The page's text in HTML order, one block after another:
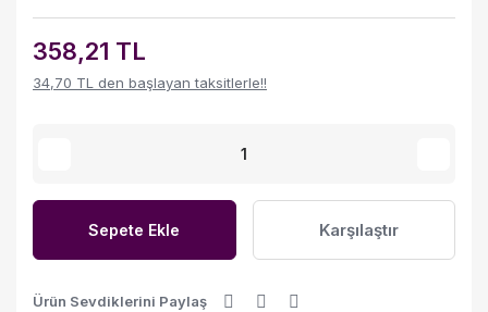
358,21 TL
34,70 TL den başlayan taksitlerle!!
Sepete Ekle Karşılaştır
Ürün Sevdiklerini Paylaş